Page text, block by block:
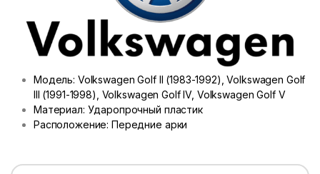
Модель: Volkswagen Golf II (1983-1992), Volkswagen Golf
III (1991-1998), Volkswagen Golf IV, Volkswagen Golf V
Материал: Ударопрочный пластик
Расположение: Передние арки